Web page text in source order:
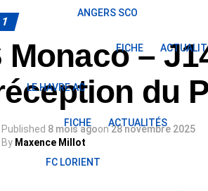
ANGERS SCO
FICHE
LE HAVRE AC
FICHE ACTUALITÉS
FC LORIENT
Monaco –
du
Published 8 mois agoon 28 novembre 2025
By Maxence Millot